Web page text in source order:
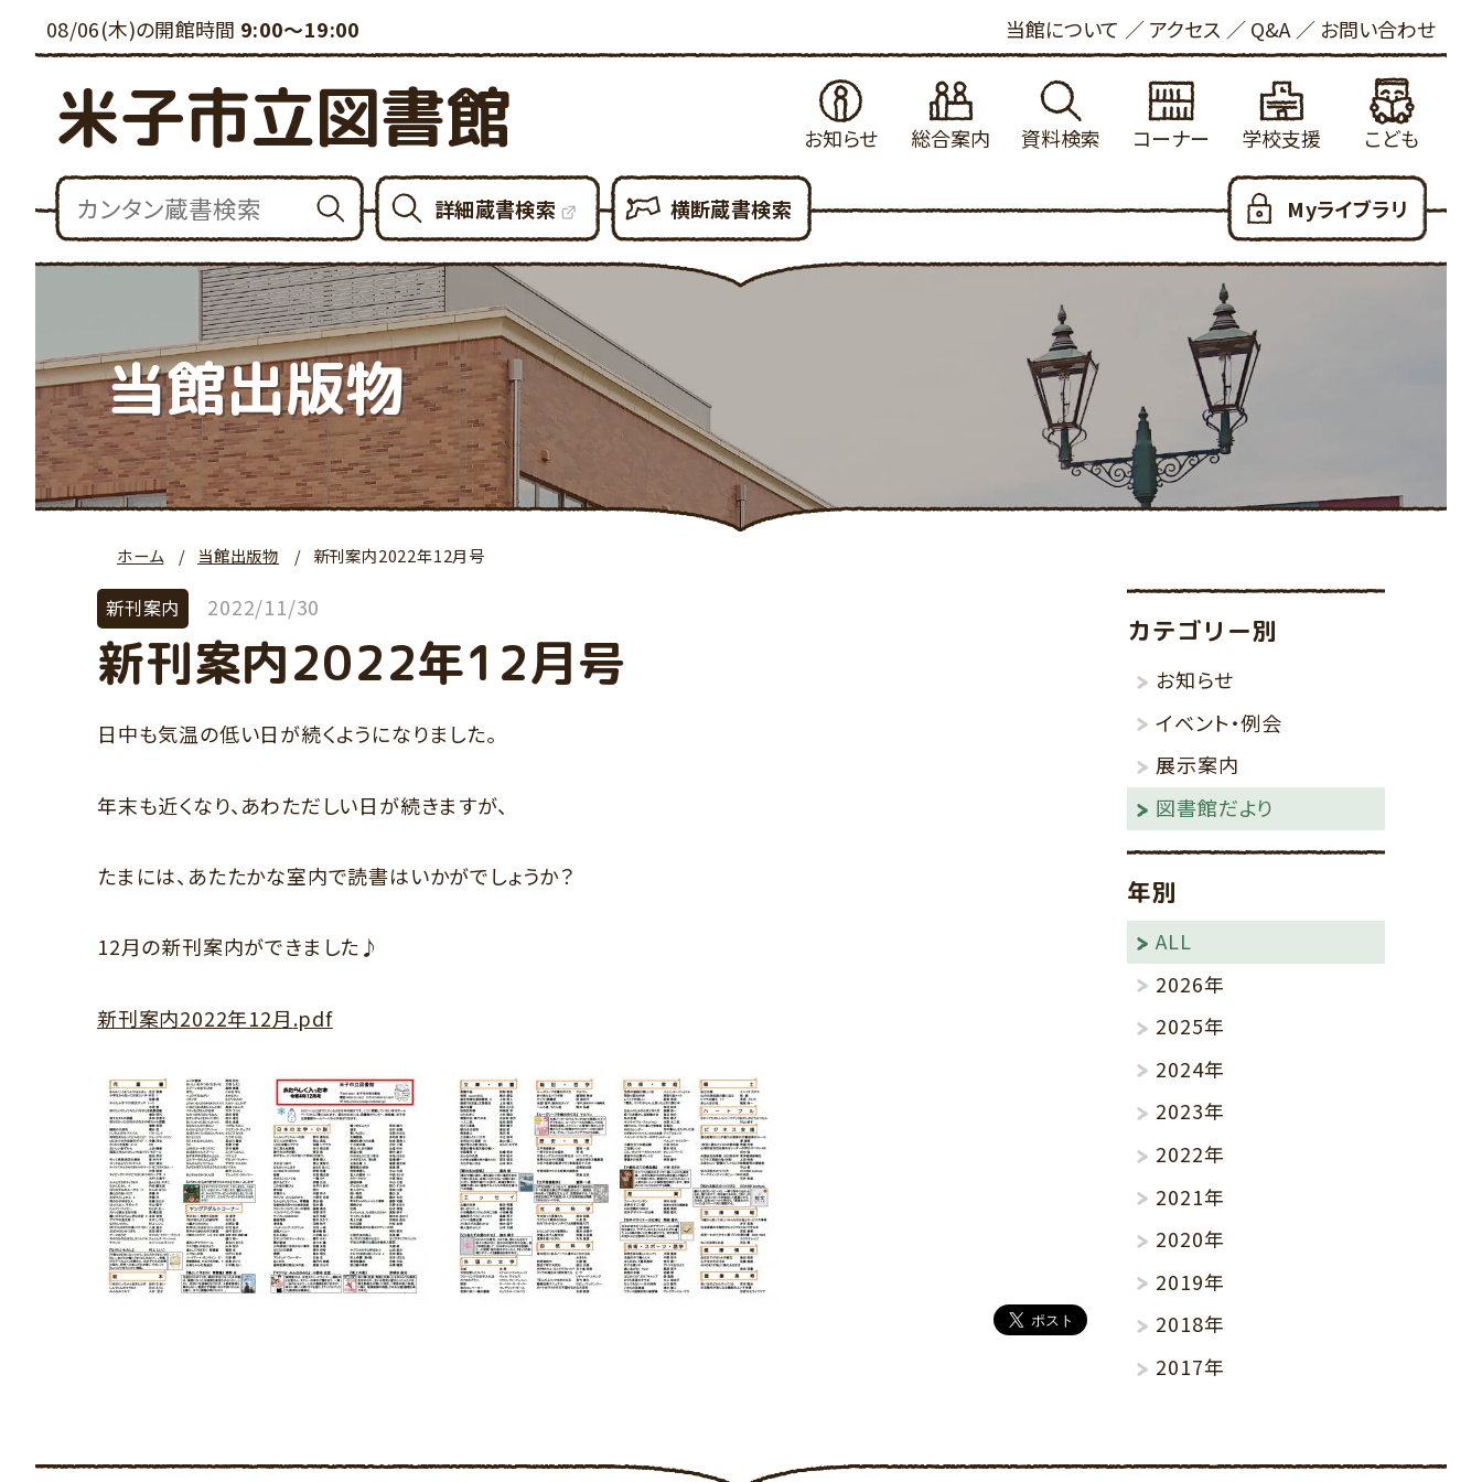
08/06(木)の開館時間 9:00～19:00 当館について アクセス Q&A お問い合わせ
米子市立図書館
お知らせ
お知らせ
イベント・例会
展示案内
総合案内
図書館設備について
図書館資料の複写について
各種申請書ダウンロード
資料検索
新着資料
貸出ランキング
予約ランキング
所蔵新聞・雑誌
大人のための100選
利用可能なデータベース
コーナー
ビジネス支援
新聞・雑誌
郷土・参考資料
YAコーナー
子育て支援
ハートフル
その他
学校支援
学校図書館支援について
冒険の書
大山の参考資料リスト
学校利用統計
ふるさと米子探検隊
こども
こどもおしらせ
本をさがす
としょかんのつかいかた
あたらしくはいった本
おはなし会
児童100選
だっこでえほん
こどもリンク集
りんごの棚
詳細蔵書検索 横断蔵書検索 Myライブラリ
当館出版物
ホーム 当館出版物 新刊案内2022年12月号
新刊案内 2022/11/30
新刊案内2022年12月号
日中も気温の低い日が続くようになりました。
年末も近くなり、あわただしい日が続きますが、
たまには、あたたかな室内で読書はいかがでしょうか？
12月の新刊案内ができました♪
新刊案内2022年12月.pdf
カテゴリー別
お知らせ
イベント・例会
展示案内
図書館だより
年別
ALL
2026年
2025年
2024年
2023年
2022年
2021年
2020年
2019年
2018年
2017年